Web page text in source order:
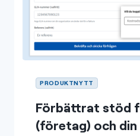
PRODUKTNYTT
Förbättrat stöd
(företag) och